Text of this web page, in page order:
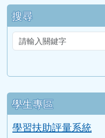
學生專區
中小學線上學習平臺
桃園市國中英語學習網